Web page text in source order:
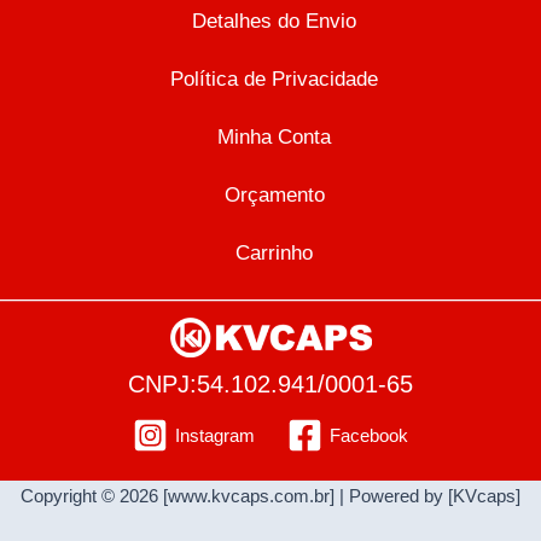
Detalhes do Envio
Política de Privacidade
Minha Conta
Orçamento
Carrinho
CNPJ:54.102.941/0001-65
Instagram Facebook
Copyright © 2026 [www.kvcaps.com.br] | Powered by [KVcaps]